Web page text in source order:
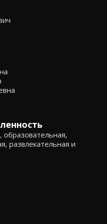
образовательная,
развлекательная и